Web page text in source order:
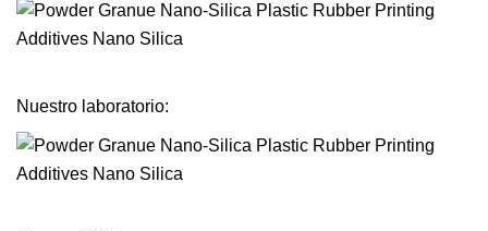
Nuestro laboratorio: